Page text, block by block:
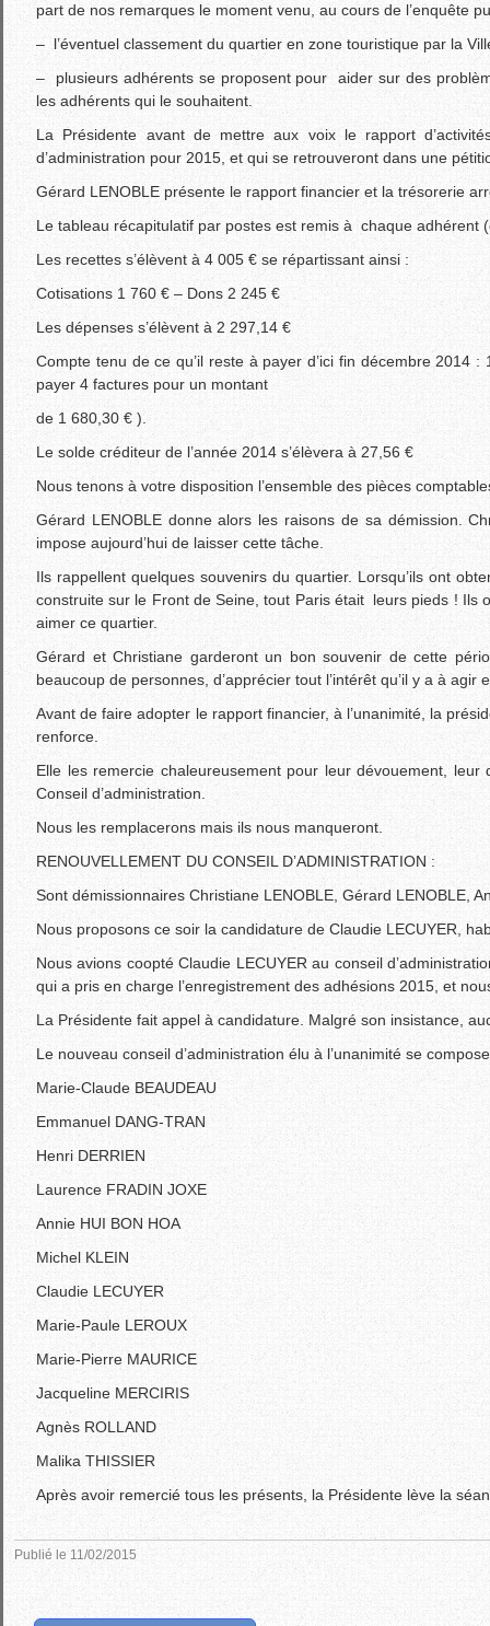
part de nos remarques le moment venu, au cours de l’enquête
– l’éventuel classement du quartier en zone touristique par la
– plusieurs adhérents se proposent pour aider sur des
les adhérents qui le souhaitent.
La Présidente avant de mettre aux voix le rapport
d’administration pour 2015, et qui se retrouveront dans une
Gérard LENOBLE présente le rapport financier et la trésorerie
Le tableau récapitulatif par postes est remis à chaque adhérent
Les recettes s’élèvent à 4 005 € se répartissant ainsi :
Cotisations 1 760 € – Dons 2 245 €
Les dépenses s’élèvent à 2 297,14 €
Compte tenu de ce qu’il reste à payer d’ici fin décembre
payer 4 factures pour un montant
de 1 680,30 € ).
Le solde créditeur de l’année 2014 s’élèvera à 27,56 €
Nous tenons à votre disposition l’ensemble des pièces
Gérard LENOBLE donne alors les raisons de sa démission.
impose aujourd’hui de laisser cette tâche.
Ils rappellent quelques souvenirs du quartier. Lorsqu’ils ont
construite sur le Front de Seine, tout Paris était leurs pieds ! Ils
aimer ce quartier.
Gérard et Christiane garderont un bon souvenir de cette
beaucoup de personnes, d’apprécier tout l’intérêt qu’il y a à agir
Avant de faire adopter le rapport financier, à l’unanimité, la
renforce.
Elle les remercie chaleureusement pour leur dévouement,
Conseil d’administration.
Nous les remplacerons mais ils nous manqueront.
RENOUVELLEMENT DU CONSEIL D’ADMINISTRATION :
Sont démissionnaires Christiane LENOBLE, Gérard LENOBLE,
Nous proposons ce soir la candidature de Claudie LECUYER,
Nous avions coopté Claudie LECUYER au conseil
qui a pris en charge l’enregistrement des adhésions 2015, et
La Présidente fait appel à candidature. Malgré son insistance,
Le nouveau conseil d’administration élu à l’unanimité se
Marie-Claude BEAUDEAU
Emmanuel DANG-TRAN
Henri DERRIEN
Laurence FRADIN JOXE
Annie HUI BON HOA
Michel KLEIN
Claudie LECUYER
Marie-Paule LEROUX
Marie-Pierre MAURICE
Jacqueline MERCIRIS
Agnès ROLLAND
Malika THISSIER
Après avoir remercié tous les présents, la Présidente lève la
Publié le 11/02/2015